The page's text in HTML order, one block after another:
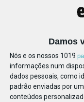
Damos
Nós e os nossos 1019
informações num
dados pessoais, como
padrão enviadas por
conteúdos